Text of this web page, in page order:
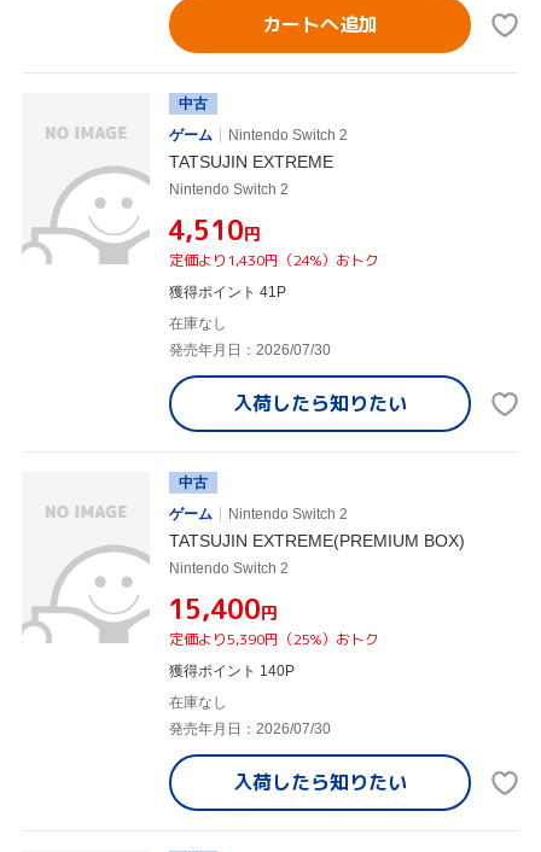
カートへ追加
中古
ゲーム
Nintendo Switch 2
TATSUJIN EXTREME
Nintendo Switch 2
¥4,510円
定価より1,430円（24%）おトク
獲得ポイント 41P
在庫なし
発売年月日：2026/07/30
入荷したら知りたい
中古
ゲーム
Nintendo Switch 2
TATSUJIN EXTREME(PREMIUM BOX)
Nintendo Switch 2
¥15,400円
定価より5,390円（25%）おトク
獲得ポイント 140P
在庫なし
発売年月日：2026/07/30
入荷したら知りたい